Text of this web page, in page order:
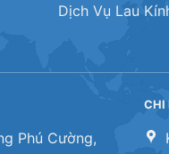
Dịch Vụ Lau
Phú Cường,
CHI